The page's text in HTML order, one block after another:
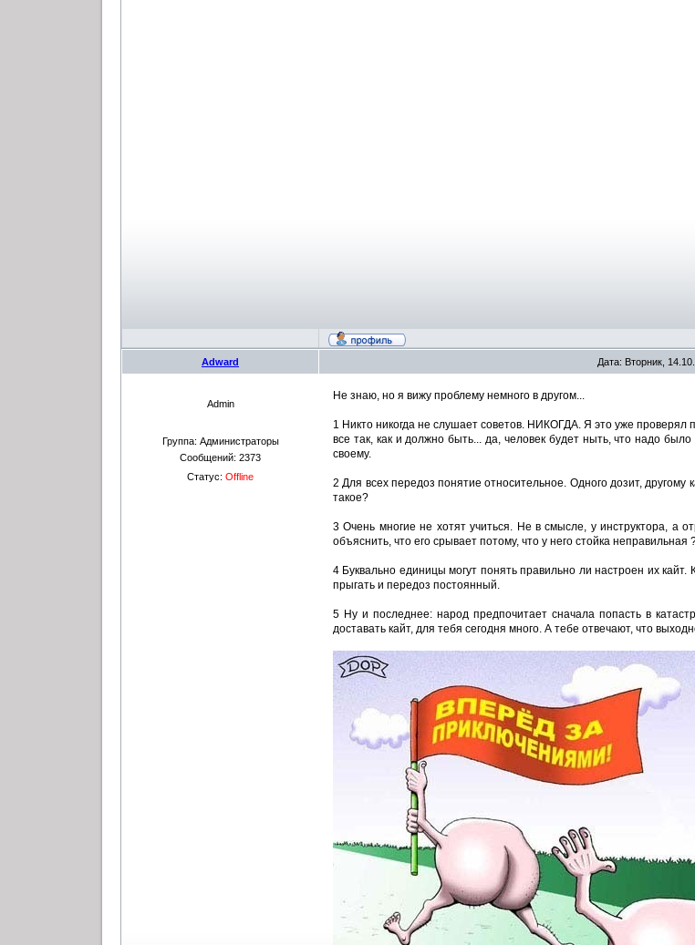
Adward Дата: Вторник,
Admin
Группа: Администраторы
Сообщений: 2373
Статус: Offline
Не знаю, но я вижу проблему немного в другом...
1 Никто никогда не слушает советов. НИКОГДА. Я это уже проверял
все так, как и должно быть... да, человек будет ныть, что надо
своему.
2 Для всех передоз понятие относительное. Одного дозит,
такое?
3 Очень многие не хотят учиться. Не в смысле, у инструктора, а
объяснить, что его срывает потому, что у него стойка
4 Буквально единицы могут понять правильно ли настроен их
прыгать и передоз постоянный.
5 Ну и последнее: народ предпочитает сначала попасть в
доставать кайт, для тебя сегодня много. А тебе отвечают, что